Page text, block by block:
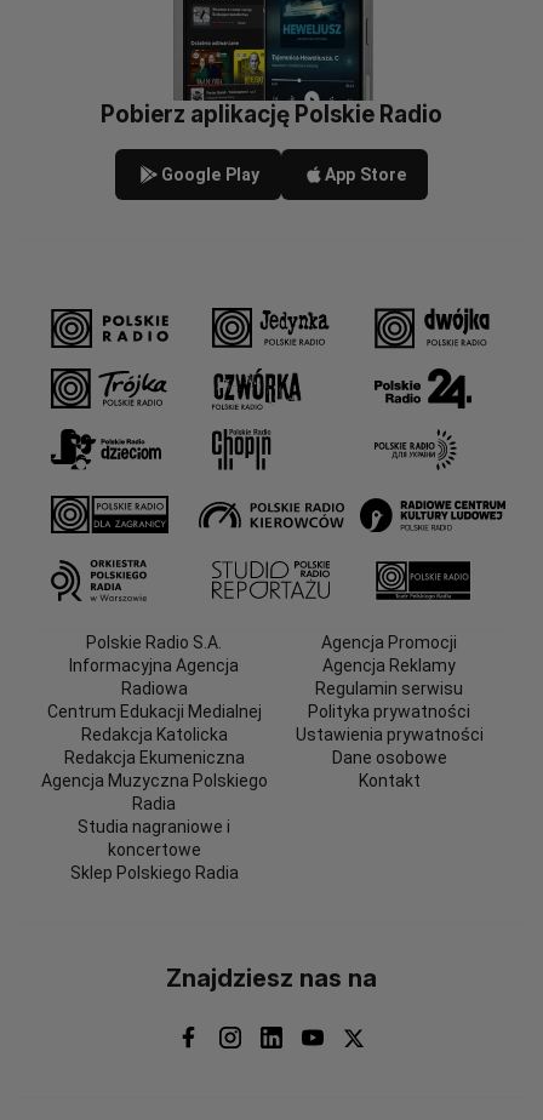
Pobierz aplikację Polskie Radio
Google Play App Store
Polskie Radio S.A.
Informacyjna Agencja
Radiowa
Centrum Edukacji Medialnej
Redakcja Katolicka
Redakcja Ekumeniczna
Agencja Muzyczna Polskiego
Radia
Studia nagraniowe i
koncertowe
Sklep Polskiego Radia
Agencja Promocji
Agencja Reklamy
Regulamin serwisu
Polityka prywatności
Ustawienia prywatności
Dane osobowe
Kontakt
Znajdziesz nas na